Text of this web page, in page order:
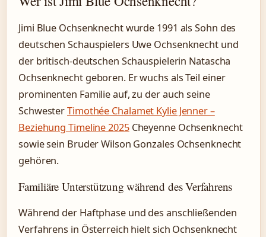
Jimi Blue Ochsenknecht wurde 1991 als Sohn des
deutschen Schauspielers Uwe Ochsenknecht und
der britisch-deutschen Schauspielerin Natascha
Ochsenknecht geboren. Er wuchs als Teil einer
prominenten Familie auf, zu der auch seine
SchwesterTimothée Chalamet Kylie Jenner –
Beziehung Timeline 2025Cheyenne Ochsenknecht
sowie sein Bruder Wilson Gonzales Ochsenknecht
gehören.
Familiäre Unterstützung während des Verfahrens
Während der Haftphase und des anschließenden
Verfahrens in Österreich hielt sich Ochsenknecht